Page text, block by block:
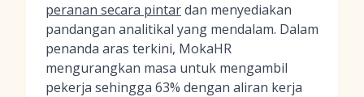
peranan secara pintardan menyediakan
pandangan analitikal yang mendalam. Dalam
penanda aras terkini, MokaHR
mengurangkan masa untuk mengambil
pekerja sehingga 63% dengan aliran kerja